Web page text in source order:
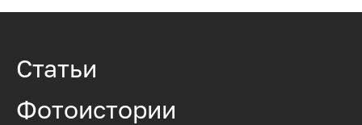
Статьи
Фотоистории